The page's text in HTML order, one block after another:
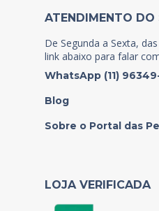
ATENDIMENTO DO
De Segunda a Sexta,
link abaixo para falar
WhatsApp (11)
Blog
Sobre o Portal das
LOJA VERIFICADA